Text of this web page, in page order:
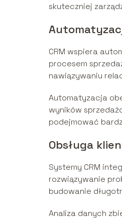
skuteczniej
CRM wspiera
procesem
nawiązywaniu
Automatyzacja
wyników
podejmować
Obsługa
Systemy CRM
rozwiązywanie
budowanie
Analiza danych